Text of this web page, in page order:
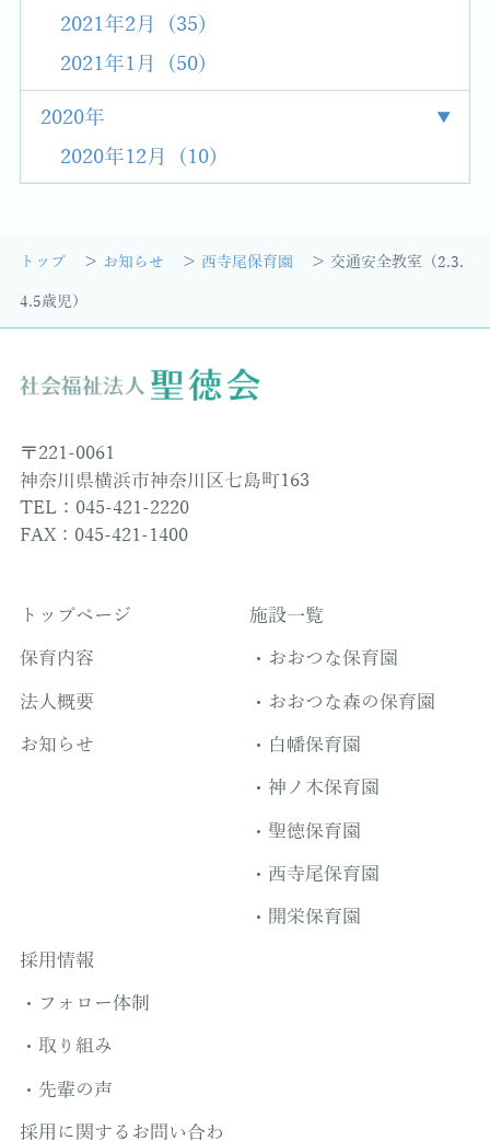
2021年2月 (35)
2021年1月 (50)
2020年
2020年12月 (10)
トップ お知らせ 西寺尾保育園 交通安全教室（2.3.
4.5歳児）
〒221-0061
神奈川県横浜市神奈川区七島町163
TEL：045-421-2220
FAX：045-421-1400
トップページ
保育内容
法人概要
お知らせ
施設一覧
おおつな保育園
おおつな森の保育園
白幡保育園
神ノ木保育園
聖徳保育園
西寺尾保育園
開栄保育園
採用情報
フォロー体制
取り組み
先輩の声
採用に関するお問い合わ